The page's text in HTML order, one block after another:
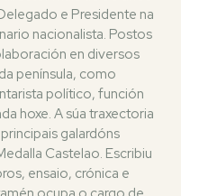
e Presidente na
nacionalista. Postos
en diversos
península, como
político, función
hoxe. A súa traxectoria
galardóns
Castelao. Escribiu
ensaio, crónica e